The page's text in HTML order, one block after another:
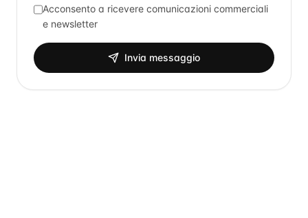
Acconsento a ricevere comunicazioni commerciali
e newsletter
Invia messaggio